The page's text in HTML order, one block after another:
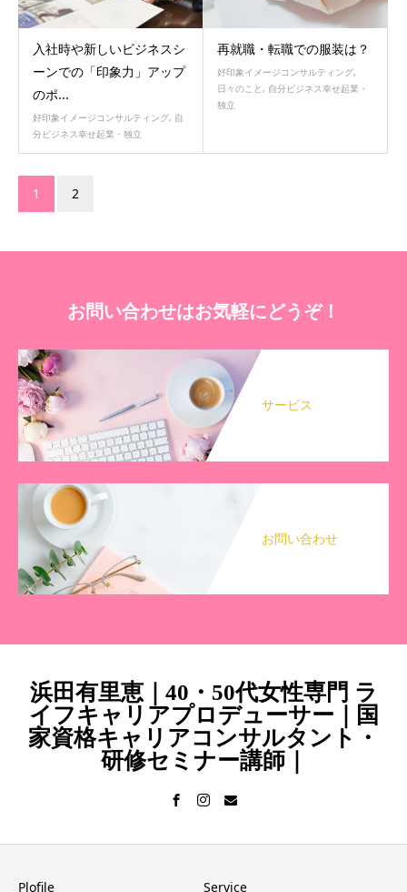
入社時や新しいビジネスシ
ーンでの「印象力」アップ
のポ...
好印象イメージコンサルティング, 自
分ビジネス幸せ起業・独立
再就職・転職での服装は？
好印象イメージコンサルティング,
日々のこと, 自分ビジネス幸せ起業・
独立
1 2
お問い合わせはお気軽にどうぞ！
サービス
お問い合わせ
浜田有里恵｜40・50代女性専門 ラ
イフキャリアプロデューサー｜国
家資格キャリアコンサルタント・
研修セミナー講師｜
Plofile Service